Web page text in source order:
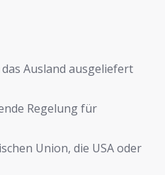
Ausland ausgeliefert
Regelung für
Union, die USA oder